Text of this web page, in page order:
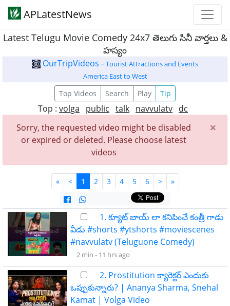
APLatestNews
Latest Telugu Movie Comedy 24x7 తెలుగు సినీ వార్తలు &
హస్యం
OurTripVideos - Tourist Attractions and Events
America East to West
Top Videos Search Play Tip
Top : volga public talk navvulatv dc
×
Sorry, the requested video might be disabled
or expired or deleted. Please choose latest
videos
« < 1 2 3 4 5 6 > »
1. క్యూట్ బాయ్ లా కనిపించే కంత్రీ గాడు
వీడు #shorts #ytshorts #moviescenes
#navvulatv (Teluguone Comedy)
2 min - 11 hrs ago
2. Prostitution క్యారెక్టర్ ఎందుకు
ఒప్పుకున్నారు? | Ananya Sharma, Snehal
Kamat | Volga Video